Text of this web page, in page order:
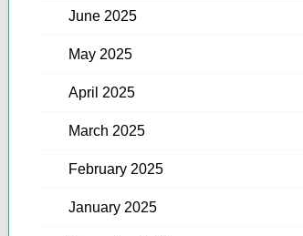
June 2025
May 2025
April 2025
March 2025
February 2025
January 2025